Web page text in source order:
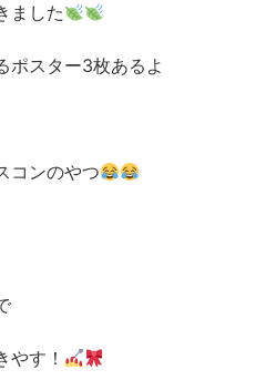
ました
ポスター3枚あるよ
コンのやつ
やす！